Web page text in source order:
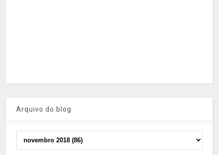
Arquivo do blog